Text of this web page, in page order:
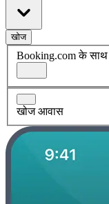
खोज
Booking.com के साथ
खोज आवास